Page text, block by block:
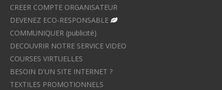
CREER COMPTE ORGANISATEUR
DEVENEZ ECO-RESPONSABLE
COMMUNIQUER (publicité)
DECOUVRIR NOTRE SERVICE VIDEO
COURSES VIRTUELLES
BESOIN D'UN SITE INTERNET ?
TEXTILES PROMOTIONNELS